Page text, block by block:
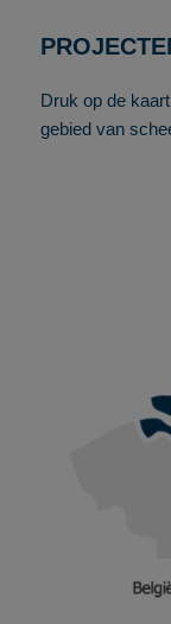
Druk op de
gebied van